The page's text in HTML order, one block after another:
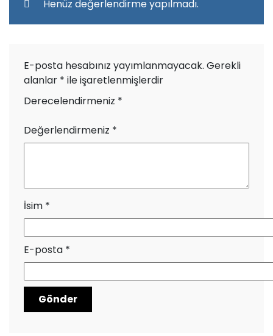
Henüz değerlendirme yapılmadı.
E-posta hesabınız yayımlanmayacak. Gerekli
alanlar * ile işaretlenmişlerdir
Derecelendirmeniz *
Değerlendirmeniz *
İsim *
E-posta *